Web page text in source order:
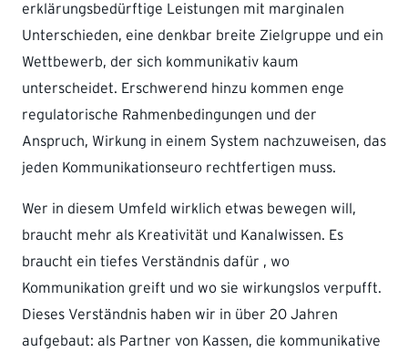
erklärungsbedürftige Leistungen mit marginalen
Unterschieden, eine denkbar breite Zielgruppe und ein
Wettbewerb, der sich kommunikativ kaum
unterscheidet. Erschwerend hinzu kommen enge
regulatorische Rahmenbedingungen und der
Anspruch, Wirkung in einem System nachzuweisen, das
jeden Kommunikationseuro rechtfertigen muss.
Wer in diesem Umfeld wirklich etwas bewegen will,
braucht mehr als Kreativität und Kanalwissen. Es
braucht ein tiefes Verständnis dafür , wo
Kommunikation greift und wo sie wirkungslos verpufft.
Dieses Verständnis haben wir in über 20 Jahren
aufgebaut: als Partner von Kassen, die kommunikative